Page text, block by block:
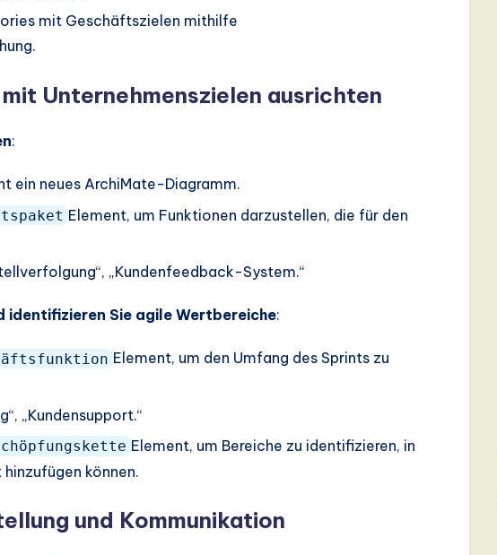
mit Geschäftszielen mithilfe
Unternehmenszielen ausrichten
:
ein neues ArchiMate-Diagramm.
Element, um Funktionen darzustellen, die für den
„Kundenfeedback-System.“
identifizieren Sie agile Wertbereiche:
Element, um den Umfang des Sprints zu
„Kundensupport.“
Element, um Bereiche zu identifizieren, in
können.
und Kommunikation